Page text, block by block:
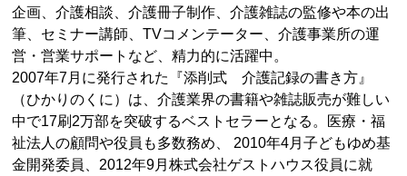
企画、介護相談、介護冊子制作、介護雑誌の監修や本の出
筆、セミナー講師、TVコメンテーター、介護事業所の運
営・営業サポートなど、精力的に活躍中。
2007年7月に発行された『添削式 介護記録の書き方』
（ひかりのくに）は、介護業界の書籍や雑誌販売が難しい
中で17刷2万部を突破するベストセラーとなる。医療・福
祉法人の顧問や役員も多数務め、 2010年4月子どもゆめ基
金開発委員、2012年9月株式会社ゲストハウス役員に就